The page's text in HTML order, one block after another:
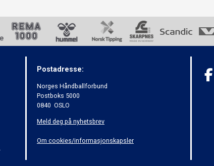
Postadresse:
Norges Håndballforbund
Postboks 5000
0840 OSLO
Meld deg på nyhetsbrev
Om cookies/informasjonskapsler